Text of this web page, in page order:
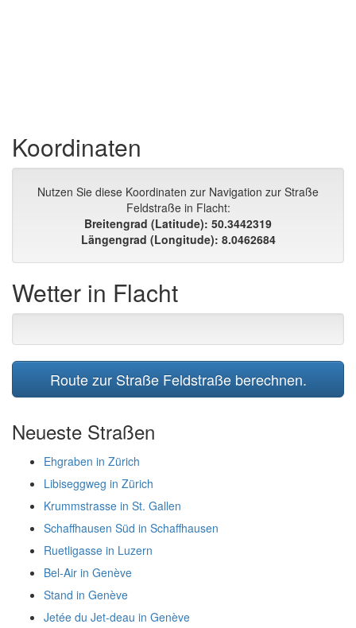
Koordinaten
Nutzen Sie diese Koordinaten zur Navigation zur Straße
Feldstraße in Flacht:
Breitengrad (Latitude): 50.3442319
Längengrad (Longitude): 8.0462684
Wetter in Flacht
Route zur Straße Feldstraße berechnen.
Neueste Straßen
Ehgraben in Zürich
Libiseggweg in Zürich
Krummstrasse in St. Gallen
Schaffhausen Süd in Schaffhausen
Ruetligasse in Luzern
Bel-Air in Genève
Stand in Genève
Jetée du Jet-deau in Genève